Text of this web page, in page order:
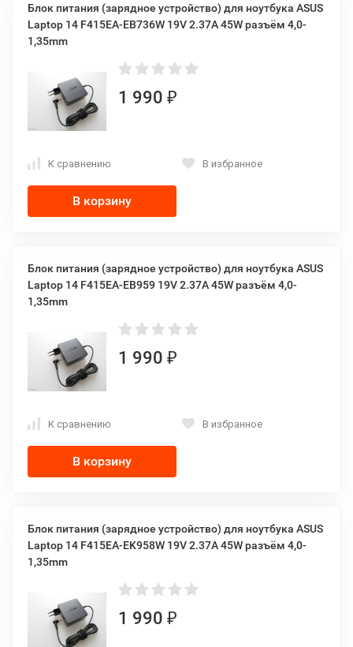
Блок питания (зарядное устройство) для ноутбука ASUS
Laptop 14 F415EA-EB736W 19V 2.37A 45W разъём 4,0-
1,35mm
1 990 ₽
К сравнению В избранное
В корзину
Блок питания (зарядное устройство) для ноутбука ASUS
Laptop 14 F415EA-EB959 19V 2.37A 45W разъём 4,0-
1,35mm
1 990 ₽
К сравнению В избранное
В корзину
Блок питания (зарядное устройство) для ноутбука ASUS
Laptop 14 F415EA-EK958W 19V 2.37A 45W разъём 4,0-
1,35mm
1 990 ₽